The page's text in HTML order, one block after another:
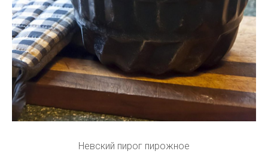
Невский пирог пирожное